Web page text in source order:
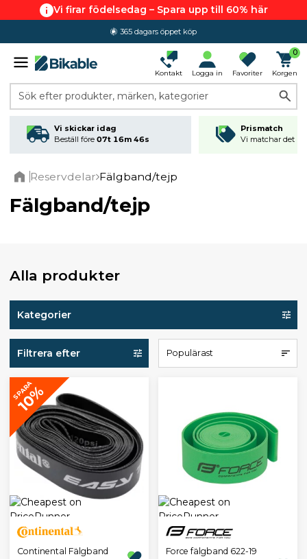
Vi firar födelsedag – Spara upp till 60% här
365 dagars öppet köp
Kontakt Logga in Favoriter
0
Korgen
Sök efter produkter, märken, kategorier
Vi skickar idag
Beställ före 07t 16m 45s
Prismatch
Vi matchar det
Reservdelar Fälgband/tejp
Fälgband/tejp
Alla produkter
Kategorier
Filtrera efter Populärast
SPARA
10%
Continental Fälgband
Force fälgband 622-19